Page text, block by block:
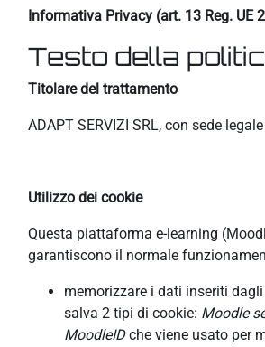
Informativa Privacy (art. 13 Reg. UE
Testo della
Titolare del trattamento
ADAPT SERVIZI SRL, con sede
Utilizzo dei cookie
Questa piattaforma e-learning
garantiscono il normale
memorizzare i dati inseriti
salva 2 tipi di cookie: Moodle
MoodleIDche viene usato per